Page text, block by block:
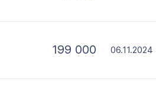
199 000 06.11.2024